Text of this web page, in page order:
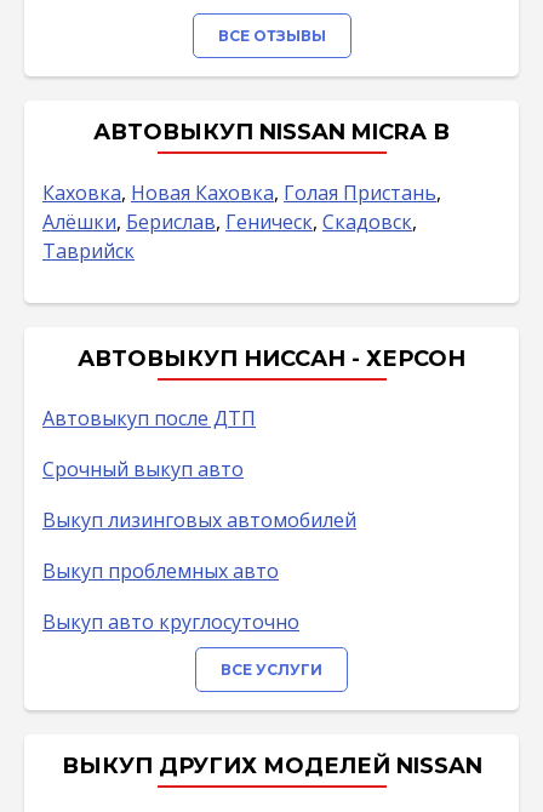
ВСЕ ОТЗЫВЫ
АВТОВЫКУП NISSAN MICRA В
Каховка, Новая Каховка, Голая Пристань,
Алёшки, Берислав, Геническ, Скадовск,
Таврийск
АВТОВЫКУП НИССАН - ХЕРСОН
Автовыкуп после ДТП
Срочный выкуп авто
Выкуп лизинговых автомобилей
Выкуп проблемных авто
Выкуп авто круглосуточно
ВСЕ УСЛУГИ
ВЫКУП ДРУГИХ МОДЕЛЕЙ NISSAN